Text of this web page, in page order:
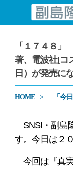
コンテンツへ
「１７４８
著、電波社[コ
日）が発売に
HOME 「今
SNSI・副島
す。今日は２
今回は『真